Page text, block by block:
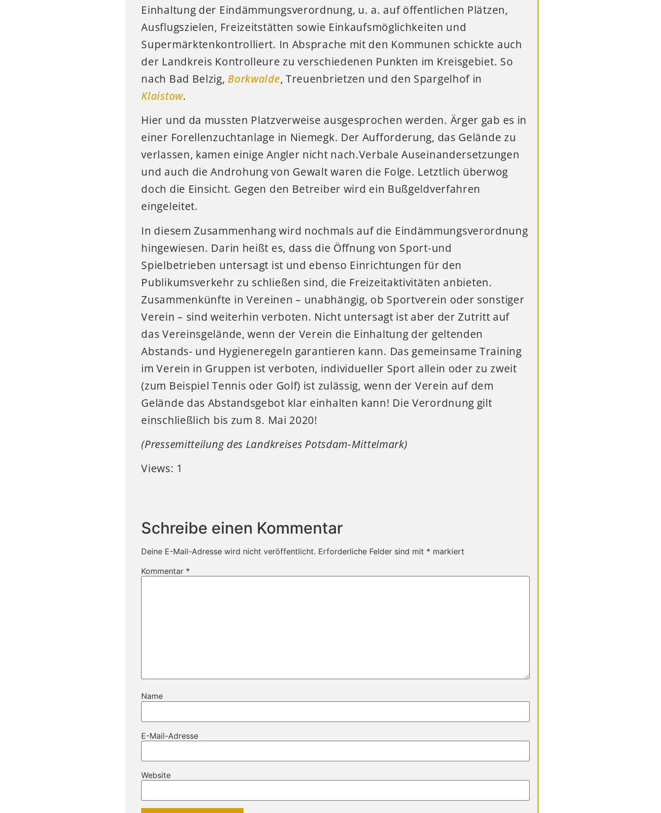
Einhaltung der Eindämmungsverordnung, u. a. auf öffentlichen Plätzen,
Ausflugszielen, Freizeitstätten sowie Einkaufsmöglichkeiten und
Supermärktenkontrolliert. In Absprache mit den Kommunen schickte auch
der Landkreis Kontrolleure zu verschiedenen Punkten im Kreisgebiet. So
nach Bad Belzig, Borkwalde, Treuenbrietzen und den Spargelhof in
Klaistow.
Hier und da mussten Platzverweise ausgesprochen werden. Ärger gab es in
einer Forellenzuchtanlage in Niemegk. Der Aufforderung, das Gelände zu
verlassen, kamen einige Angler nicht nach.Verbale Auseinandersetzungen
und auch die Androhung von Gewalt waren die Folge. Letztlich überwog
doch die Einsicht. Gegen den Betreiber wird ein Bußgeldverfahren
eingeleitet.
In diesem Zusammenhang wird nochmals auf die Eindämmungsverordnung
hingewiesen. Darin heißt es, dass die Öffnung von Sport-und
Spielbetrieben untersagt ist und ebenso Einrichtungen für den
Publikumsverkehr zu schließen sind, die Freizeitaktivitäten anbieten.
Zusammenkünfte in Vereinen – unabhängig, ob Sportverein oder sonstiger
Verein – sind weiterhin verboten. Nicht untersagt ist aber der Zutritt auf
das Vereinsgelände, wenn der Verein die Einhaltung der geltenden
Abstands- und Hygieneregeln garantieren kann. Das gemeinsame Training
im Verein in Gruppen ist verboten, individueller Sport allein oder zu zweit
(zum Beispiel Tennis oder Golf) ist zulässig, wenn der Verein auf dem
Gelände das Abstandsgebot klar einhalten kann! Die Verordnung gilt
einschließlich bis zum 8. Mai 2020!
(Pressemitteilung des Landkreises Potsdam-Mittelmark)
Views: 1
Schreibe einen Kommentar
Deine E-Mail-Adresse wird nicht veröffentlicht. Erforderliche Felder sind mit * markiert
Kommentar *
Name
E-Mail-Adresse
Website